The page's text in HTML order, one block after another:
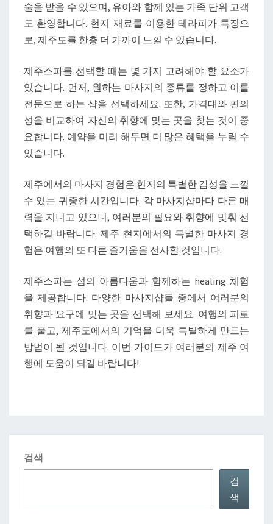
술을 받을 수 있으며, 유아와 함께 있는 가족 단위 고객
도 환영합니다. 현지 재료를 이용한 테라피가 특징으
로, 제주도를 한층 더 가까이 느낄 수 있습니다.
제주스파를 선택할 때는 몇 가지 고려해야 할 요소가
있습니다. 먼저, 원하는 마사지의 종류를 정하고 이를
전문으로 하는 샵을 선택하세요. 또한, 가격대와 편의
성을 비교하여 자신의 취향에 맞는 곳을 찾는 것이 중
요합니다. 예약을 미리 해두면 더 많은 혜택을 누릴 수
있습니다.
제주에서의 마사지 경험은 현지의 특별한 감성을 느낄
수 있는 귀중한 시간입니다. 각 마사지샵마다 다른 매
력을 지니고 있으니, 여러분의 필요와 취향에 맞춰 선
택하길 바랍니다. 제주 현지에서의 특별한 마사지 경
험은 여행의 또 다른 즐거움을 선사할 것입니다.
제주스파는 섬의 아름다움과 함께하는 healing 체험
을 제공합니다. 다양한 마사지샵들 중에서 여러분의
취향과 요구에 맞는 곳을 선택해 보세요. 여행의 피로
를 풀고, 제주도에서의 기억을 더욱 특별하게 만드는
방법이 될 것입니다. 이번 가이드가 여러분의 제주 여
행에 도움이 되길 바랍니다!
검색
검
색